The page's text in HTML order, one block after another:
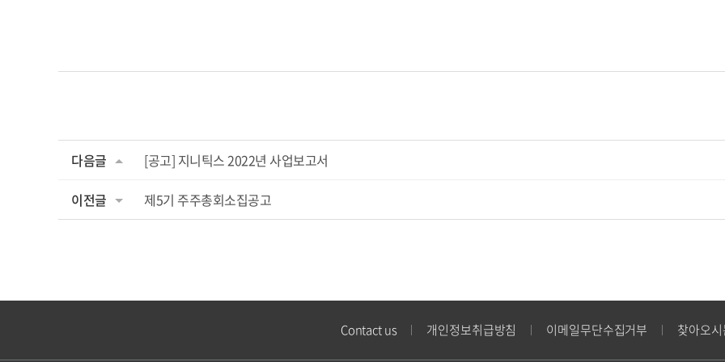
다음글 [공고] 지니틱스 2022년 사업보고서
이전글 제5기 주주총회소집공고
Contact us 개인정보취급방침 이메일무단수집거부 찾아오시